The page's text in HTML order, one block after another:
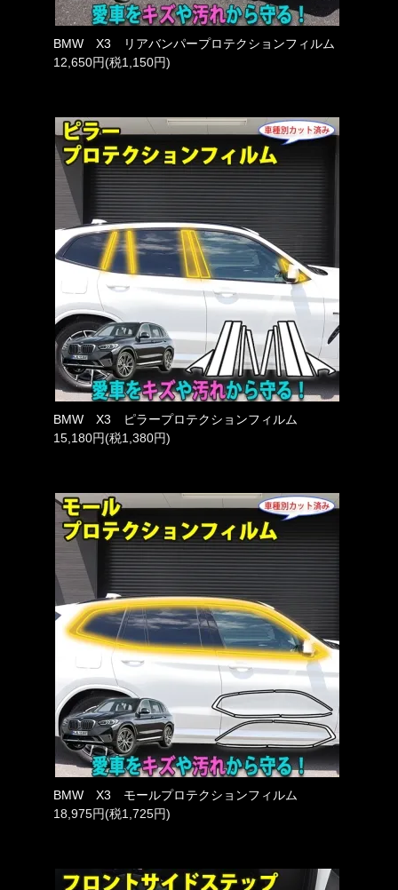
BMW X3 リアバンパープロテクションフィルム
12,650円(税1,150円)
BMW X3 ピラープロテクションフィルム
15,180円(税1,380円)
BMW X3 モールプロテクションフィルム
18,975円(税1,725円)